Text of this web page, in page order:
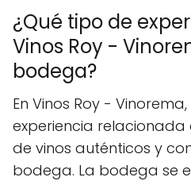
¿Qué tipo de
Vinos Roy -
bodega?
En Vinos Roy -
experiencia
de vinos auténticos y
bodega. La bodega se